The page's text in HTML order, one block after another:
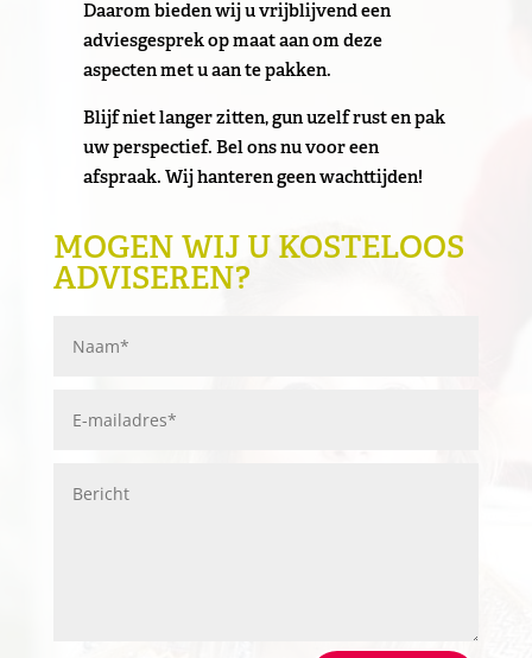
Daarom bieden wij u vrijblijvend een
adviesgesprek op maat aan om deze
aspecten met u aan te pakken.
Blijf niet langer zitten, gun uzelf rust en pak
uw perspectief. Bel ons nu voor een
afspraak. Wij hanteren geen wachttijden!
MOGEN WIJ U KOSTELOOS
ADVISEREN?